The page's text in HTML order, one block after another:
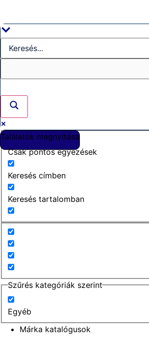
Találatok megnyitása
Csak pontos egyezések
Keresés címben
Keresés tartalomban
Szűrés kategóriák szerint
Egyéb
Márka katalógusok